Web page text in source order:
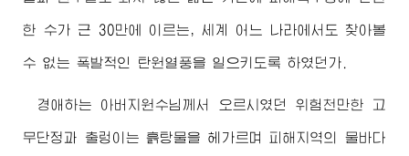
한 수가 근 30만에 이르는, 세계 어느 나라에서도 찾아볼
수 없는 폭발적인 탄원열풍을 일으키도록 하였던가.
경애하는 아버지원수님께서 오르시였던 위험천만한 고
무단정과 출렁이는 흙탕물을 헤가르며 피해지역의 물바다